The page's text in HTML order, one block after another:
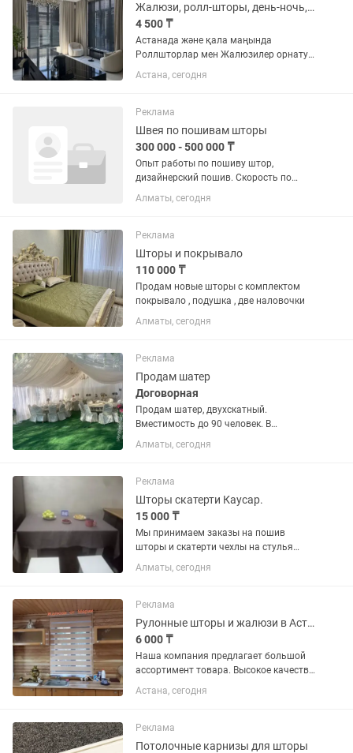
Жалюзи, ролл-шторы, день-ночь, дуэт Астана
4 500 ₸
Астанада және қала маңында
Роллшторлар мен Жалюзилер орнату -
сапалы және жылдам! Терезелеріңізді
стильді және ұқыпты жаңартамыз. Біз
Астана, сегодня
Реклама
Швея по пошивам шторы
300 000 - 500 000 ₸
Опыт работы по пошиву штор,
дизайнерский пошив. Скорость по
пошиву.
Алматы, сегодня
Реклама
Шторы и покрывало
110 000 ₸
Продам новые шторы с комплектом
покрывало , подушка , две наловочки
Алматы, сегодня
Реклама
Продам шатер
Договорная
Продам шатер, двухскатный.
Вместимость до 90 человек. В
комплект входит газон 4 шт Шторы
тюль 2 люстры 10 рожковые. 900.000
Алматы, сегодня
Реклама
Шторы скатерти Каусар.
15 000 ₸
Мы принимаем заказы на пошив
шторы и скатерти чехлы на стулья
шторы и скутеры вместе 12,
000тг.Звоните!!! напишите
Алматы, сегодня
Реклама
Рулонные шторы и жалюзи в Астане.
6 000 ₸
Наша компания предлагает большой
ассортимент товара. Высокое качество
гарантируем. Приемлемые цены.
Вызов дизайнера и установка
Астана, сегодня
Реклама
Потолочные карнизы для шторы